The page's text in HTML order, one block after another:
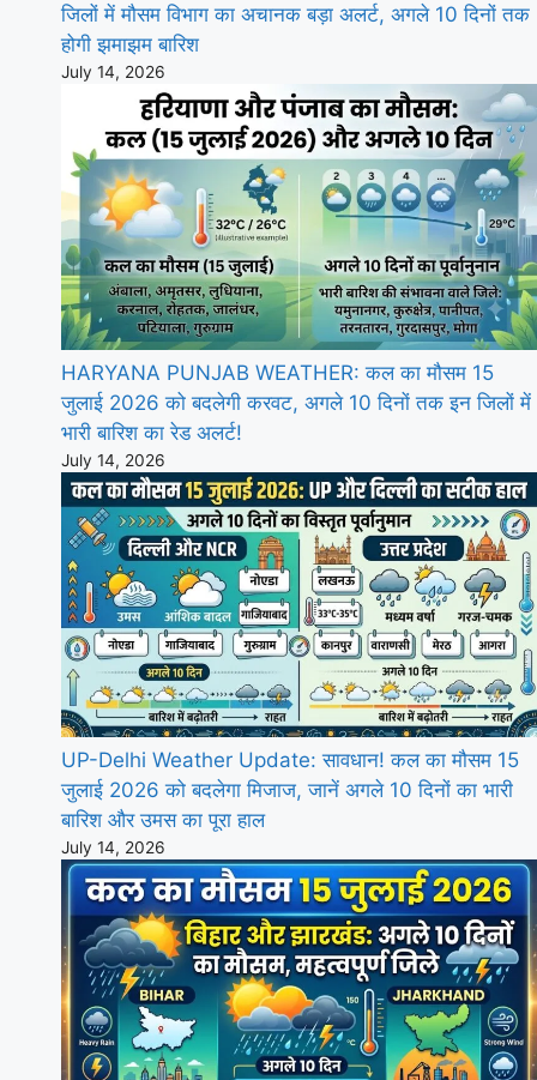
जिलों में मौसम विभाग का अचानक बड़ा अलर्ट, अगले 10 दिनों तक
होगी झमाझम बारिश
July 14, 2026
HARYANA PUNJAB WEATHER: कल का मौसम 15
जुलाई 2026 को बदलेगी करवट, अगले 10 दिनों तक इन जिलों में
भारी बारिश का रेड अलर्ट!
July 14, 2026
UP-Delhi Weather Update: सावधान! कल का मौसम 15
जुलाई 2026 को बदलेगा मिजाज, जानें अगले 10 दिनों का भारी
बारिश और उमस का पूरा हाल
July 14, 2026